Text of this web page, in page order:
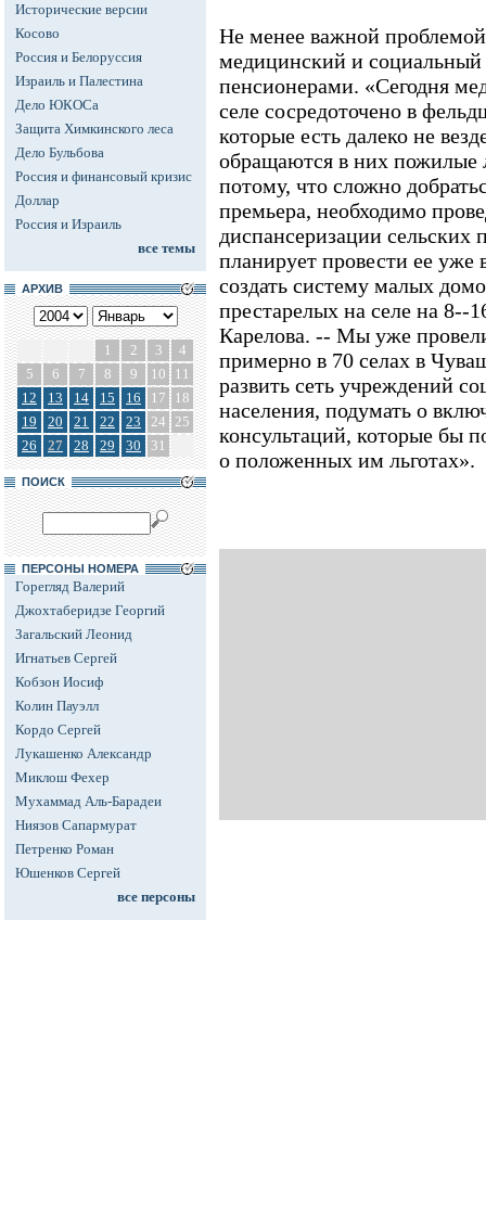
Исторические версии
Косово
Россия и Белоруссия
Израиль и Палестина
Дело ЮКОСа
Защита Химкинского леса
Дело Бульбова
Россия и финансовый кризис
Доллар
Россия и Израиль
все темы
АРХИВ
1 2 3
4
5
6 7 8 9 10
11
12
13 14 15 16 17
18
19
20 21 22 23 24 25
26
27 28 29 30 31
ПОИСК
ПЕРСОНЫ НОМЕРА
Горегляд Валерий
Джохтаберидзе Георгий
Загальский Леонид
Игнатьев Сергей
Кобзон Иосиф
Колин Пауэлл
Кордо Сергей
Лукашенко Александр
Миклош Фехер
Мухаммад Аль-Барадеи
Ниязов Сапармурат
Петренко Роман
Юшенков Сергей
все персоны
Не менее важной
медицинский и социальный
пенсионерами. «Сегодня
селе сосредоточено в
которые есть далеко не
обращаются в них пожилые
потому, что сложно
премьера, необходимо
диспансеризации сельских
планирует провести ее уже
создать систему малых
престарелых на селе на 8--
Карелова. -- Мы уже
примерно в 70 селах в
развить сеть учреждений
населения, подумать о
консультаций, которые бы
о положенных им льготах».